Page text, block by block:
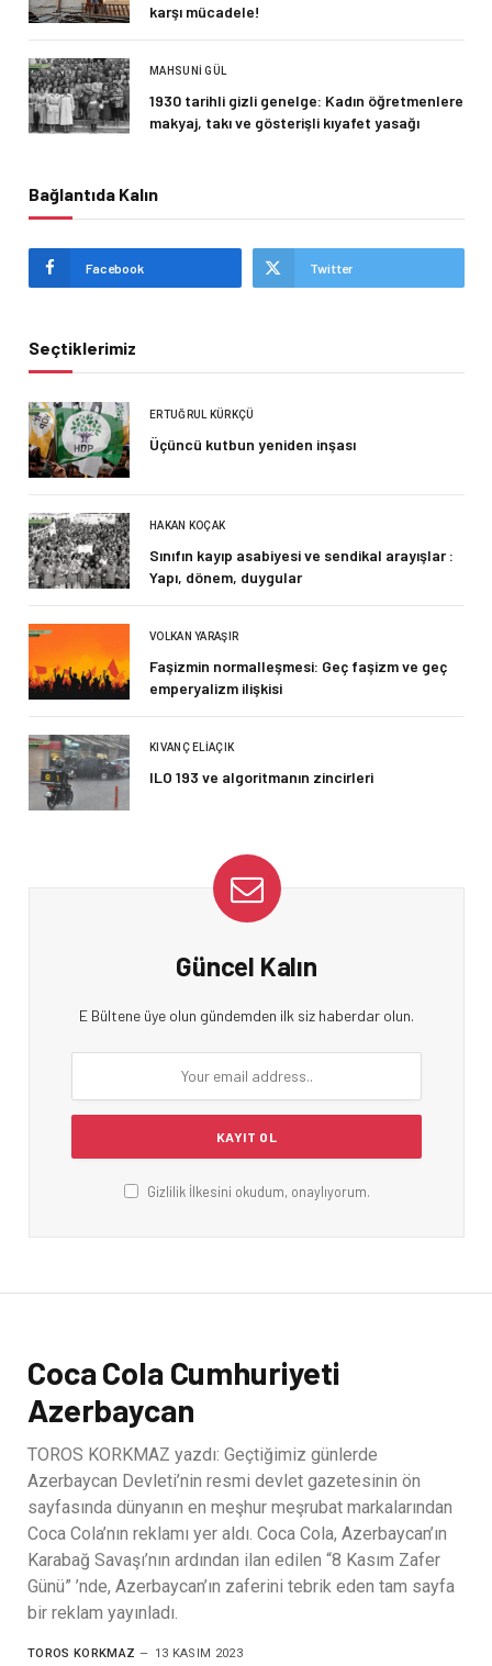
karşı mücadele!
MAHSUNI GÜL
1930 tarihli gizli genelge: Kadın öğretmenlere
makyaj, takı ve gösterişli kıyafet yasağı
Bağlantıda Kalın
Facebook Twitter
Seçtiklerimiz
ERTUĞRUL KÜRKÇÜ
Üçüncü kutbun yeniden inşası
HAKAN KOÇAK
Sınıfın kayıp asabiyesi ve sendikal arayışlar :
Yapı, dönem, duygular
VOLKAN YARAŞIR
Faşizmin normalleşmesi: Geç faşizm ve geç
emperyalizm ilişkisi
KIVANÇ ELIAÇIK
ILO 193 ve algoritmanın zincirleri
Güncel Kalın
E Bültene üye olun gündemden ilk siz haberdar olun.
Gizlilik İlkesini okudum, onaylıyorum.
Coca Cola Cumhuriyeti
Azerbaycan
TOROS KORKMAZ yazdı: Geçtiğimiz günlerde
Azerbaycan Devleti’nin resmi devlet gazetesinin ön
sayfasında dünyanın en meşhur meşrubat markalarından
Coca Cola’nın reklamı yer aldı. Coca Cola, Azerbaycan’ın
Karabağ Savaşı’nın ardından ilan edilen “8 Kasım Zafer
Günü” ’nde, Azerbaycan’ın zaferini tebrik eden tam sayfa
bir reklam yayınladı.
TOROS KORKMAZ 13 KASIM 2023